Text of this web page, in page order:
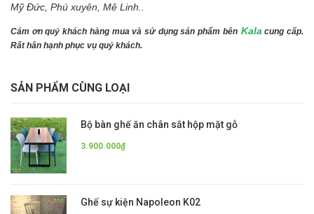
Mỹ Đức, Phú xuyên, Mê Linh..
Cám ơn quý khách hàng mua và sử dụng sản phẩm bênKalacung cấp.
Rất hân hạnh phục vụ quý khách.
SẢN PHẨM CÙNG LOẠI
Bộ bàn ghế ăn chân sắt hộp mặt gỗ
3.900.000₫
Ghế sự kiện Napoleon K02